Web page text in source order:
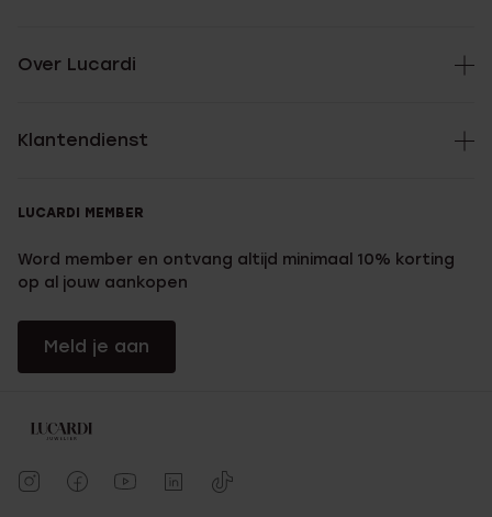
Over Lucardi
Klantendienst
LUCARDI MEMBER
Word member en ontvang altijd minimaal 10% korting
op al jouw aankopen
Meld je aan